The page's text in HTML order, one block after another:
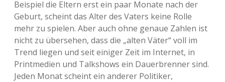
Beispiel die Eltern erst ein paar Monate nach der
Geburt, scheint das Alter des Vaters keine Rolle
mehr zu spielen. Aber auch ohne genaue Zahlen ist
nicht zu übersehen, dass die „alten Väter“ voll im
Trend liegen und seit einiger Zeit im Internet, in
Printmedien und Talkshows ein Dauerbrenner sind.
Jeden Monat scheint ein anderer Politiker,